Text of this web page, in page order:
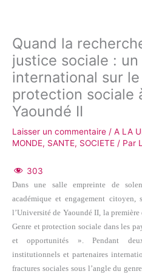
Quand la
justice sociale :
international sur
protection sociale
Yaoundé II
Laisser un commentaire / A LA
MONDE, SANTE, SOCIETE / Par
303
Dans une salle empreinte de
académique et engagement
l’Université de Yaoundé II, la
Genre et protection sociale dans les
et opportunités ». Pendant
institutionnels et partenaires
fractures sociales sous l’angle du